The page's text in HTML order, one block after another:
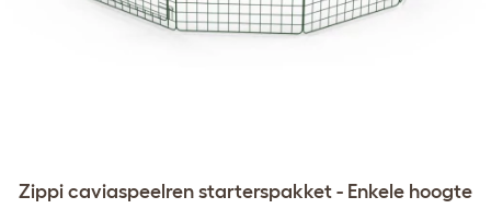
Zippi caviaspeelren starterspakket - Enkele hoogte